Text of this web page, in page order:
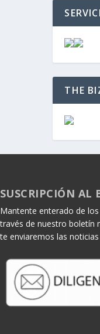
THE
SUSCRIPCIÓN AL
Mantente enterado de
través de nuestro boletín
te enviaremos las